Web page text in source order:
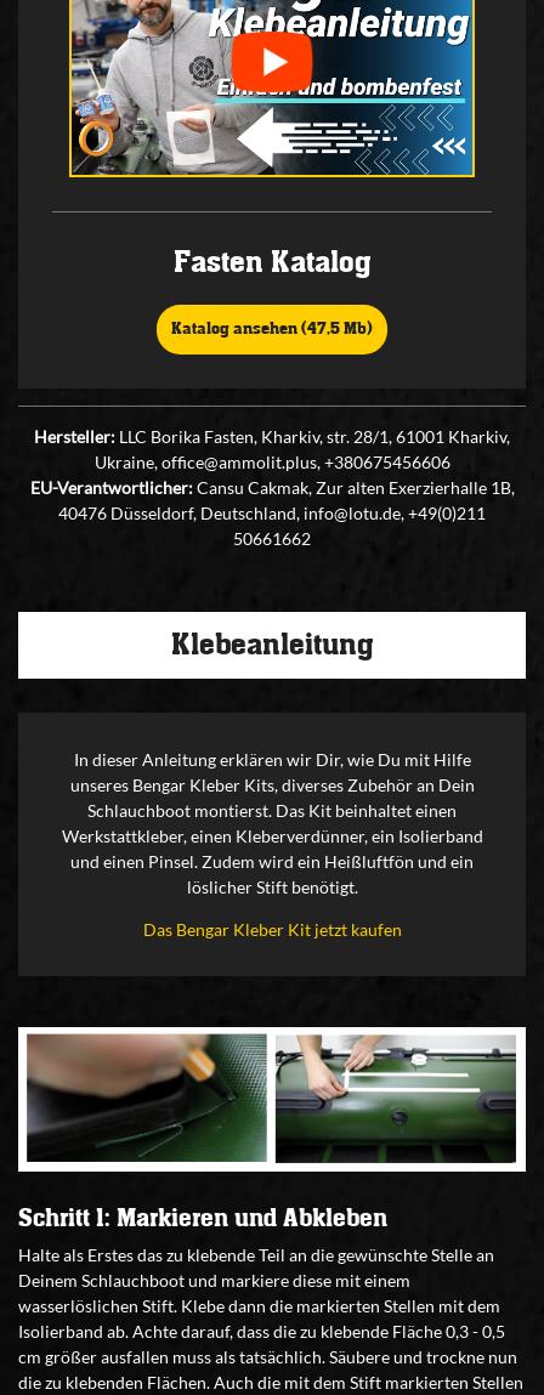
Fasten Katalog
Katalog ansehen (47,5 Mb)
Hersteller: LLC Borika Fasten, Kharkiv, str. 28/1, 61001 Kharkiv,
Ukraine, office@ammolit.plus, +380675456606
EU-Verantwortlicher:Cansu Cakmak, Zur alten Exerzierhalle 1B,
40476 Düsseldorf, Deutschland, info@lotu.de, +49(0)211
50661662
Klebeanleitung
In dieser Anleitung erklären wir Dir, wie Du mit Hilfe
unseres Bengar Kleber Kits, diverses Zubehör an Dein
Schlauchboot montierst. Das Kit beinhaltet einen
Werkstattkleber, einen Kleberverdünner, ein Isolierband
und einen Pinsel. Zudem wird ein Heißluftfön und ein
löslicher Stift benötigt.
Das Bengar Kleber Kit jetzt kaufen
Schritt 1: Markieren und Abkleben
Halte als Erstes das zu klebende Teil an die gewünschte Stelle an
Deinem Schlauchboot und markiere diese mit einem
wasserlöslichen Stift. Klebe dann die markierten Stellen mit dem
Isolierband ab. Achte darauf, dass die zu klebende Fläche 0,3 - 0,5
cm größer ausfallen muss als tatsächlich. Säubere und trockne nun
die zu klebenden Flächen. Auch die mit dem Stift markierten Stellen